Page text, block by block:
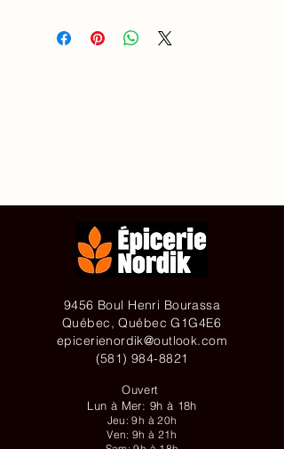
9456 Boul Henri Bourassa
Québec, Québec G1G4E6
epicerienordik@outlook.com
(581) 984-8821
Ouvert
Lun à Mer: 9h à 18h
Jeu: 9h à 20h
Ven: 9h à 21h